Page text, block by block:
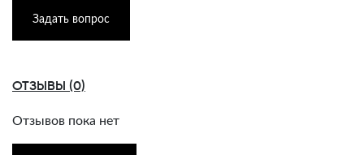
Задать вопрос
ОТЗЫВЫ (0)
Отзывов пока нет